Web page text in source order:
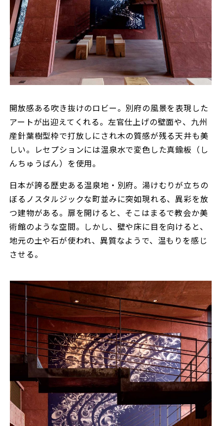
開放感ある吹き抜けのロビー。別府の風景を表現した
アートが出迎えてくれる。左官仕上げの壁面や、九州
産針葉樹型枠で打放しにされ木の質感が残る天井も美
しい。レセプションには温泉水で変色した真鍮板（し
んちゅうばん）を使用。
日本が誇る歴史ある温泉地・別府。湯けむりが立ちの
ぼるノスタルジックな町並みに突如現れる、異彩を放
つ建物がある。扉を開けると、そこはまるで教会か美
術館のような空間。しかし、壁や床に目を向けると、
地元の土や石が使われ、異質なようで、温もりを感じ
させる。